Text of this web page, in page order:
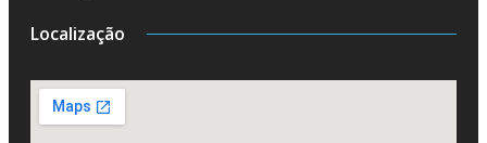
Localização